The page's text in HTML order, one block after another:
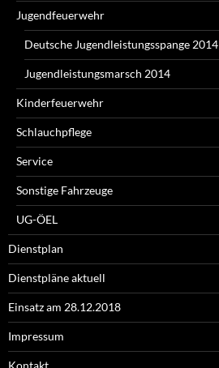
Jugendfeuerwehr
Deutsche Jugendleistungsspange 2014
Jugendleistungsmarsch 2014
Kinderfeuerwehr
Schlauchpflege
Service
Sonstige Fahrzeuge
UG-ÖEL
Dienstplan
Dienstpläne aktuell
Einsatz am 28.12.2018
Impressum